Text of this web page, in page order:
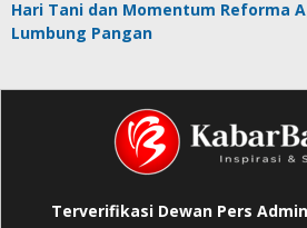
Hari Tani dan Momentum Reforma
Lumbung Pangan
Terverifikasi Dewan Pers